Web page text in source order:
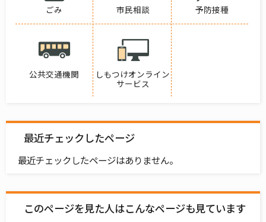
ごみ 市民相談 予防接種
公共交通機関
しもつけオンライン
サービス
最近チェックしたページ
最近チェックしたページはありません。
このページを見た人はこんなページも見ています